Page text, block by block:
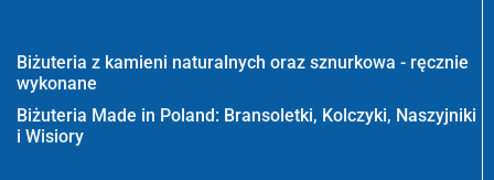
Biżuteria z kamieni naturalnych oraz sznurkowa - ręcznie
wykonane
Biżuteria Made in Poland: Bransoletki, Kolczyki, Naszyjniki
i Wisiory